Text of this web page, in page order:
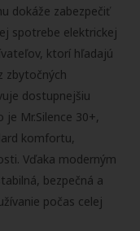
dokáže zabezpečiť
spotrebe elektrickej
ktorí hľadajú
zbytočných
dostupnejšiu
Mr.Silence 30+,
komfortu,
Vďaka moderným
bezpečná a
počas celej